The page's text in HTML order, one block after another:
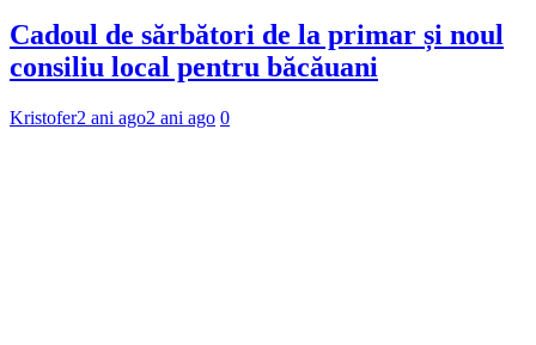
Cadoul de sărbători de la primar și noul
consiliu local pentru băcăuani
Kristofer2 ani ago2 ani ago 0